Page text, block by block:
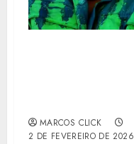
MARCOS CLICK
2 DE FEVEREIRO DE 2026